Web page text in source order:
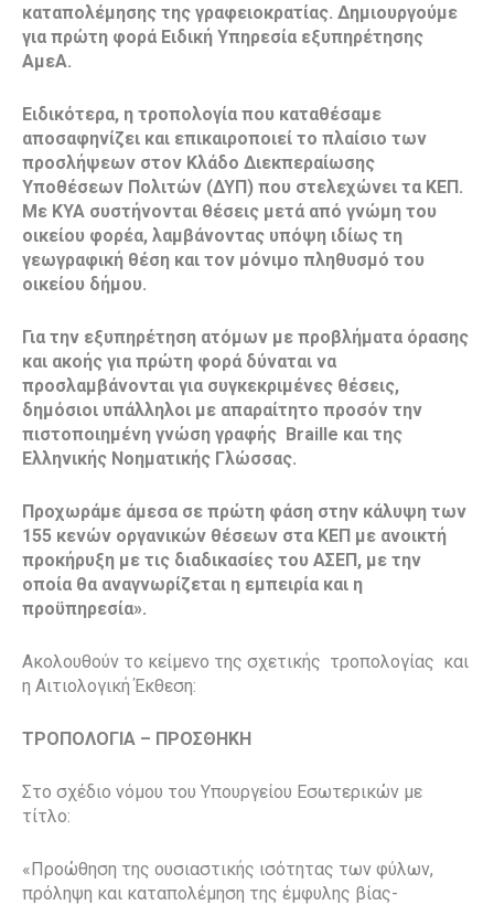
καταπολέμησης της γραφειοκρατίας. Δημιουργούμε
για πρώτη φορά Ειδική Υπηρεσία εξυπηρέτησης
ΑμεΑ.
Ειδικότερα, η τροπολογία που καταθέσαμε
αποσαφηνίζει και επικαιροποιεί το πλαίσιο των
προσλήψεων στον Κλάδο Διεκπεραίωσης
Υποθέσεων Πολιτών (ΔΥΠ) που στελεχώνει τα ΚΕΠ.
Με ΚΥΑ συστήνονται θέσεις μετά από γνώμη του
οικείου φορέα, λαμβάνοντας υπόψη ιδίως τη
γεωγραφική θέση και τον μόνιμο πληθυσμό του
οικείου δήμου.
Για την εξυπηρέτηση ατόμων με προβλήματα όρασης
και ακοής για πρώτη φορά δύναται να
προσλαμβάνονται για συγκεκριμένες θέσεις,
δημόσιοι υπάλληλοι με απαραίτητο προσόν την
πιστοποιημένη γνώση γραφής Braille και της
Ελληνικής Νοηματικής Γλώσσας.
Προχωράμε άμεσα σε πρώτη φάση στην κάλυψη των
155 κενών οργανικών θέσεων στα ΚΕΠ με ανοικτή
προκήρυξη με τις διαδικασίες του ΑΣΕΠ, με την
οποία θα αναγνωρίζεται η εμπειρία και η
προϋπηρεσία».
Ακολουθούν το κείμενο της σχετικής τροπολογίας και
η Αιτιολογική Έκθεση:
ΤΡΟΠΟΛΟΓΙΑ – ΠΡΟΣΘΗΚΗ
Στο σχέδιο νόμου του Υπουργείου Eσωτερικών με
τίτλο:
«Προώθηση της ουσιαστικής ισότητας των φύλων,
πρόληψη και καταπολέμηση της έμφυλης βίας-